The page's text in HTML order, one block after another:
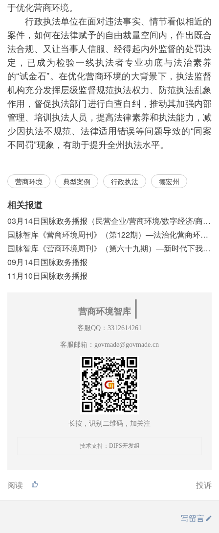
于优化营商环境。
行政执法单位在面对违法事实、情节看似相近的
案件，如何在法律赋予的自由裁量空间内，作出既合
法合规、又让当事人信服、经得起内外监督的处罚决
定，已成为检验一线执法者专业功底与法治素养
的“试金石”。在优化营商环境的大背景下，执法监督
机构充分发挥层级监督规范执法权力、防范执法乱象
作用，督促执法部门进行自查自纠，推动其加强内部
管理、培训执法人员，提高法律素养和执法能力，减
少因执法不规范、法律适用错误等问题导致的“同案
不同罚”现象，有助于提升全州执法水平。
营商环境 典型案例 行政执法 德宏州
相关报道
03月14日国脉政务播报（民营企业/营商环境/数字经济/商事制度改革）
国脉智库《营商环境周刊》（第122期）—法治化营商环境视域下我国行政执法公示制度浅析
国脉智库《营商环境周刊》（第六十九期）—新时代下我国营商环境标准体系构建初探
09月14日国脉政务播报
11月10日国脉政务播报
营商环境智库
客服QQ：3312614261
客服邮箱：govmade@govmade.cn
长按，识别二维码，加关注
技术支持：DIPS开发组
阅读 投诉
写留言